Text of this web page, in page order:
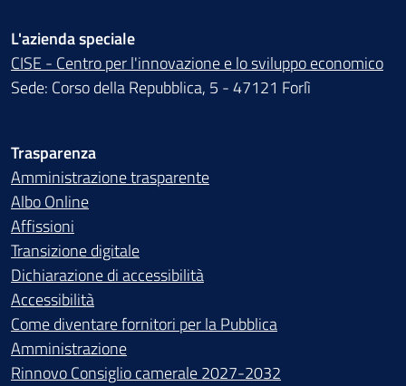
L'azienda speciale
CISE - Centro per l'innovazione e lo sviluppo economico
Sede: Corso della Repubblica, 5 - 47121 Forlì
Trasparenza
Amministrazione trasparente
Albo Online
Affissioni
Transizione digitale
Dichiarazione di accessibilità
Accessibilità
Come diventare fornitori per la Pubblica
Amministrazione
Rinnovo Consiglio camerale 2027-2032